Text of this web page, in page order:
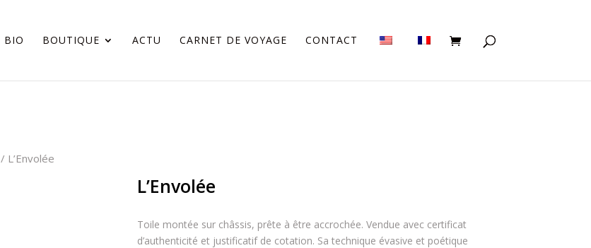
BIO BOUTIQUE ACTU CARNET DE VOYAGE CONTACT
/ L’Envolée
L’Envolée
Toile montée sur châssis, prête à être accrochée. Vendue avec certificat
d’authenticité et justificatif de cotation. Sa technique évasive et poétique